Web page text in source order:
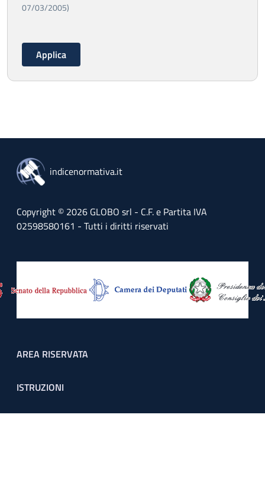
07/03/2005)
indicenormativa.it
Copyright © 2026 GLOBO srl - C.F. e Partita IVA
02598580161 - Tutti i diritti riservati
Footer menu
AREA RISERVATA
ISTRUZIONI